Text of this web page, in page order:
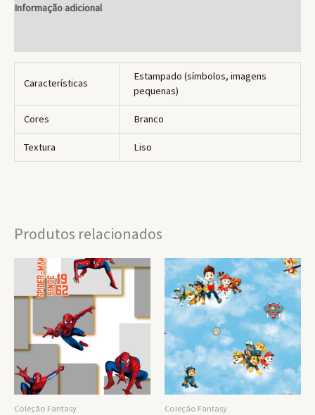
Informação adicional
Características
Estampado (símbolos, imagens
pequenas)
Cores Branco
Textura Liso
Produtos relacionados
Coleção Fantasy Coleção Fantasy